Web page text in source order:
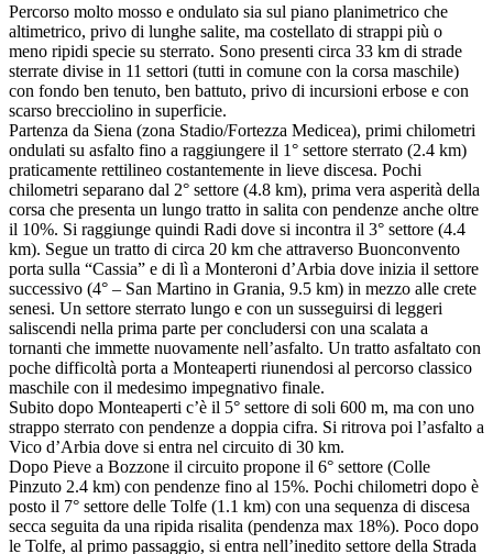
Percorso molto mosso e ondulato sia sul piano planimetrico che
altimetrico, privo di lunghe salite, ma costellato di strappi più o
meno ripidi specie su sterrato. Sono presenti circa 33 km di strade
sterrate divise in 11 settori (tutti in comune con la corsa maschile)
con fondo ben tenuto, ben battuto, privo di incursioni erbose e con
scarso brecciolino in superficie.
Partenza da Siena (zona Stadio/Fortezza Medicea), primi chilometri
ondulati su asfalto fino a raggiungere il 1° settore sterrato (2.4 km)
praticamente rettilineo costantemente in lieve discesa. Pochi
chilometri separano dal 2° settore (4.8 km), prima vera asperità della
corsa che presenta un lungo tratto in salita con pendenze anche oltre
il 10%. Si raggiunge quindi Radi dove si incontra il 3° settore (4.4
km). Segue un tratto di circa 20 km che attraverso Buonconvento
porta sulla “Cassia” e di lì a Monteroni d’Arbia dove inizia il settore
successivo (4° – San Martino in Grania, 9.5 km) in mezzo alle crete
senesi. Un settore sterrato lungo e con un susseguirsi di leggeri
saliscendi nella prima parte per concludersi con una scalata a
tornanti che immette nuovamente nell’asfalto. Un tratto asfaltato con
poche difficoltà porta a Monteaperti riunendosi al percorso classico
maschile con il medesimo impegnativo finale.
Subito dopo Monteaperti c’è il 5° settore di soli 600 m, ma con uno
strappo sterrato con pendenze a doppia cifra. Si ritrova poi l’asfalto a
Vico d’Arbia dove si entra nel circuito di 30 km.
Dopo Pieve a Bozzone il circuito propone il 6° settore (Colle
Pinzuto 2.4 km) con pendenze fino al 15%. Pochi chilometri dopo è
posto il 7° settore delle Tolfe (1.1 km) con una sequenza di discesa
secca seguita da una ripida risalita (pendenza max 18%). Poco dopo
le Tolfe, al primo passaggio, si entra nell’inedito settore della Strada